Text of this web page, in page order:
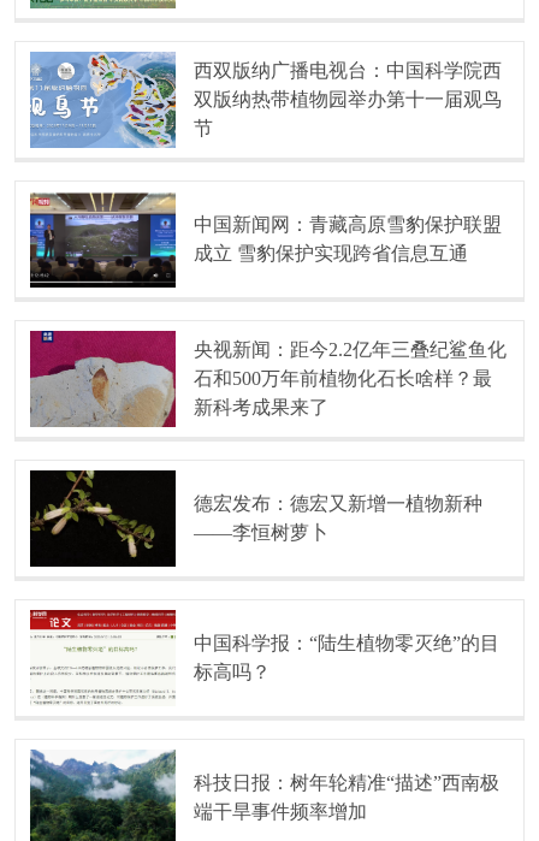
西双版纳广播电视台：中国科学院西
双版纳热带植物园举办第十一届观鸟
节
中国新闻网：青藏高原雪豹保护联盟
成立 雪豹保护实现跨省信息互通
央视新闻：距今2.2亿年三叠纪鲨鱼化
石和500万年前植物化石长啥样？最
新科考成果来了
德宏发布：德宏又新增一植物新种
——李恒树萝卜
中国科学报：“陆生植物零灭绝”的目
标高吗？
科技日报：树年轮精准“描述”西南极
端干旱事件频率增加